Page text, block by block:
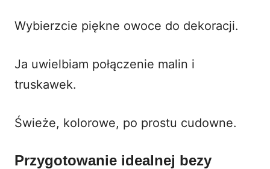
Wybierzcie piękne owoce do dekoracji.
Ja uwielbiam połączenie malin i
truskawek.
Świeże, kolorowe, po prostu cudowne.
Przygotowanie idealnej bezy